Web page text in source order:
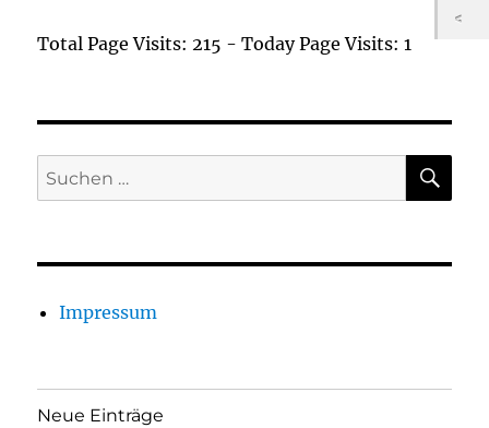
Total Page Visits: 215 - Today Page Visits: 1
Suchen
nach:
Impressum
Neue Einträge